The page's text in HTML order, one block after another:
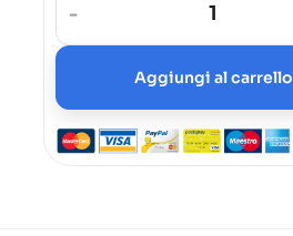
-
Aggiungi al carrello